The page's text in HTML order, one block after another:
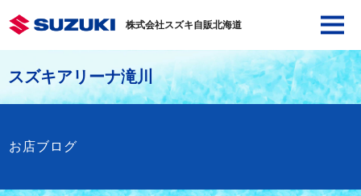
株式会社スズキ自販北海道
スズキアリーナ滝川
お店ブログ